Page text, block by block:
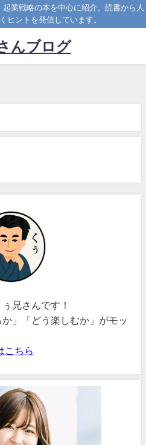
業戦略の本を中心に紹介。読書から人
ヒントを発信しています。
んブログ
兄さんです！
」「どう楽しむか」がモッ
こちら